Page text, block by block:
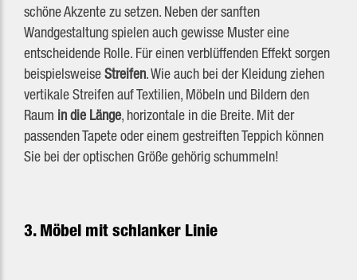
schöne Akzente zu setzen. Neben der sanften
Wandgestaltung spielen auch gewisse Muster eine
entscheidende Rolle. Für einen verblüffenden Effekt sorgen
beispielsweiseStreifen. Wie auch bei der Kleidung ziehen
vertikale Streifen auf Textilien, Möbeln und Bildern den
Raum in die Länge, horizontale in die Breite. Mit der
passenden Tapete oder einem gestreiften Teppich können
Sie bei der optischen Größe gehörig schummeln!
3. Möbel mit schlanker Linie